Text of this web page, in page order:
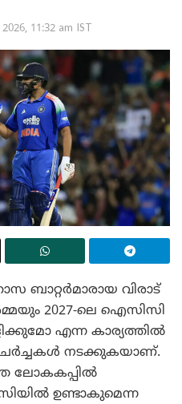
11:32 am IST
ബാറ്റർമാരായ വിരാട്
2027-ലെ ഐസിസി
എന്ന കാര്യത്തിൽ
നടക്കുകയാണ്.
ലോകകപ്പിൽ
ഉണ്ടാകുമെന്ന